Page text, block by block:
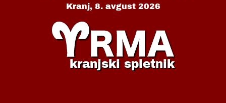
Kranj, 8. avgust 2026
kranjski spletnik